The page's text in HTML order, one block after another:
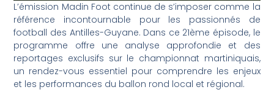
L’émission Madin Foot continue de s’imposer comme la
référence incontournable pour les passionnés de
football des Antilles-Guyane. Dans ce 21ème épisode, le
programme offre une analyse approfondie et des
reportages exclusifs sur le championnat martiniquais,
un rendez-vous essentiel pour comprendre les enjeux
et les performances du ballon rond local et régional.